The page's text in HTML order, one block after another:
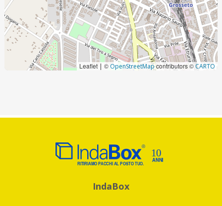
Leaflet | © OpenStreetMapcontributors ©CARTO
IndaBox